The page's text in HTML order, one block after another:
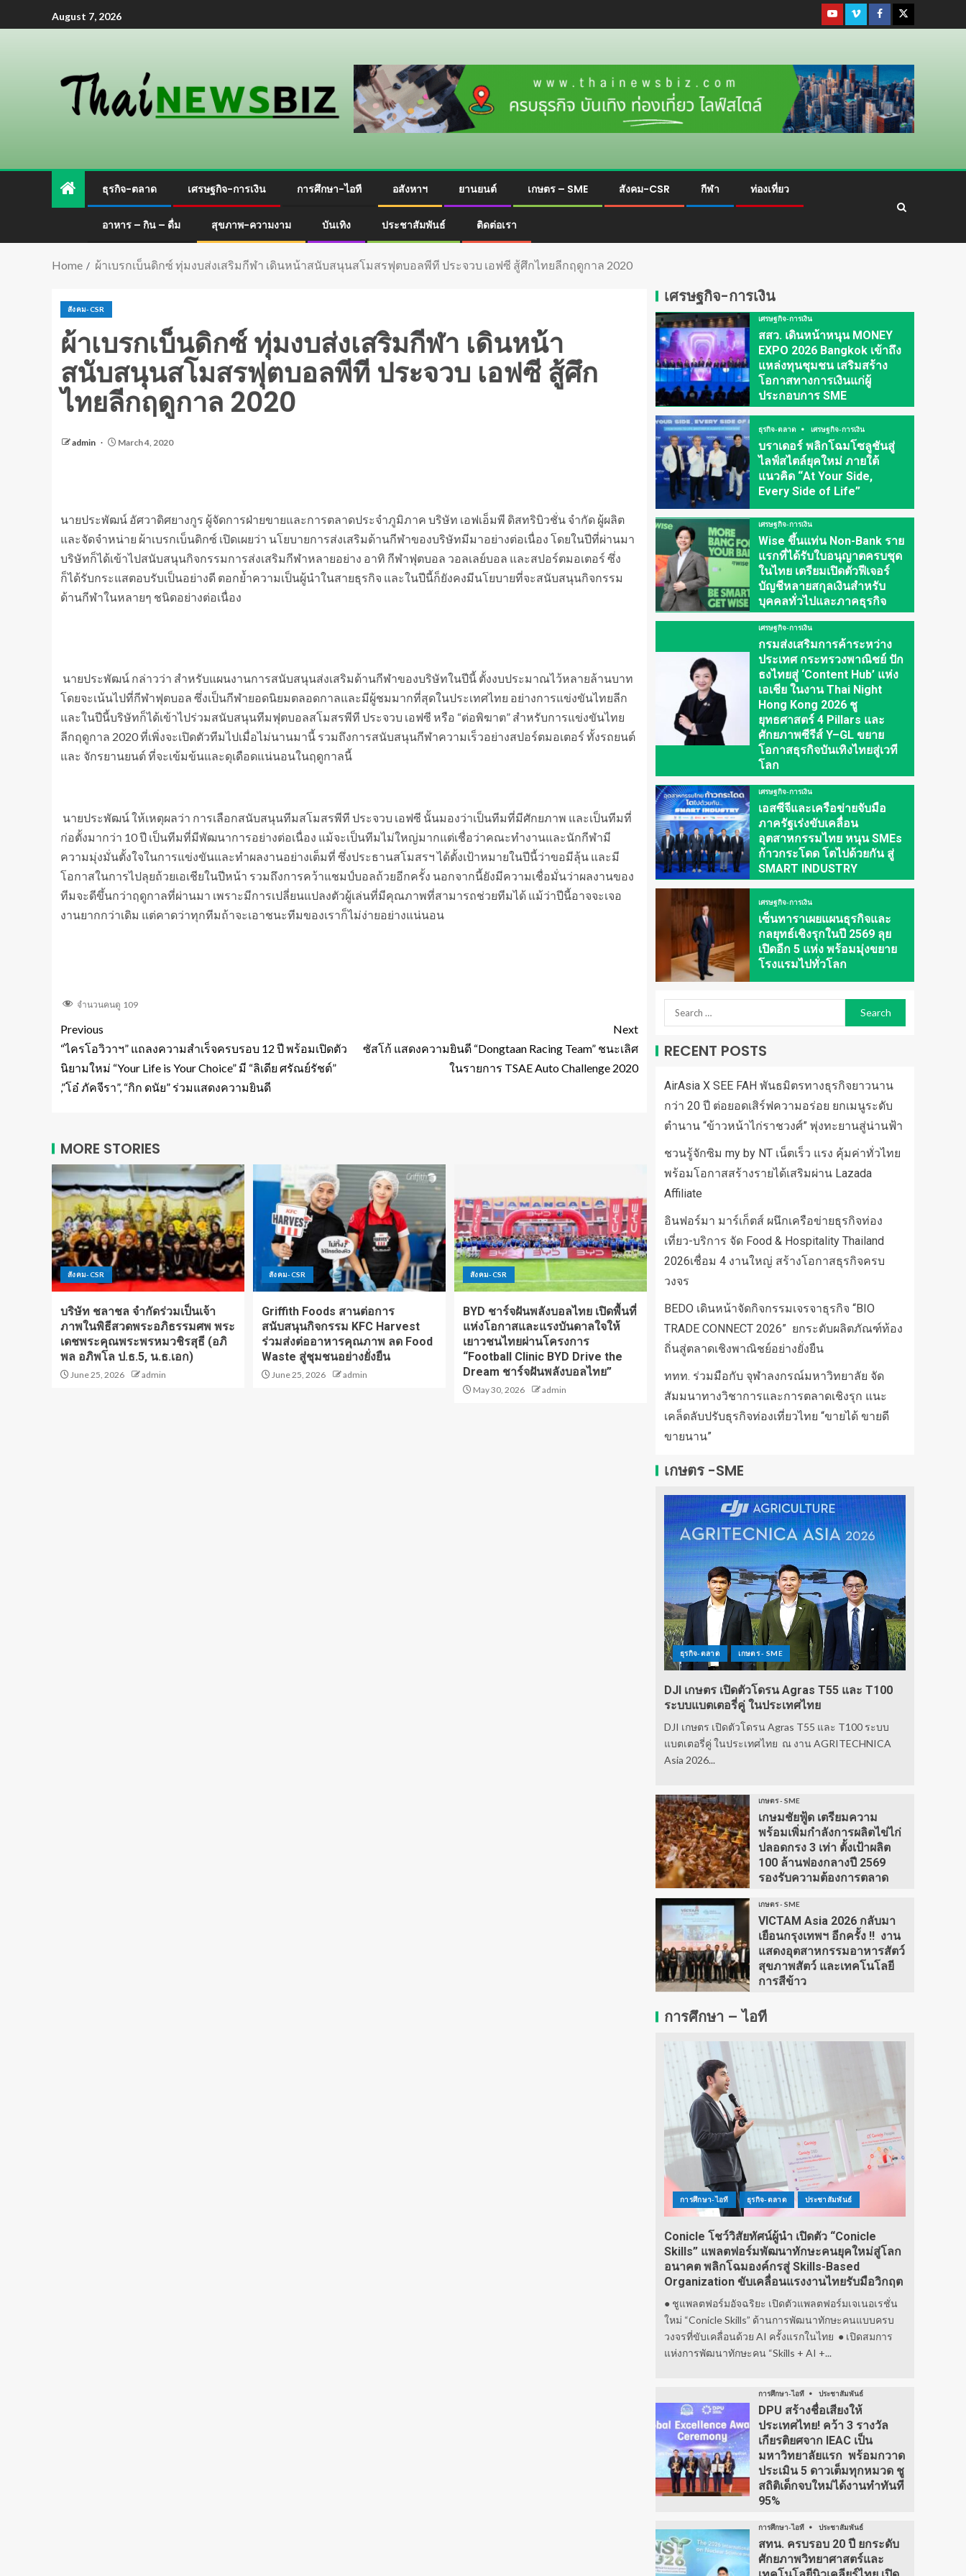
August 7, 2026
ธุรกิจ-ตลาด เศรษฐกิจ-การเงิน การศึกษา-ไอที อสังหาฯ ยานยนต์ เกษตร – SME สังคม-CSR กีฬา ท่องเที่ยว
อาหาร – กิน – ดื่ม สุขภาพ-ความงาม บันเทิง ประชาสัมพันธ์ ติดต่อเรา
Home ผ้าเบรกเบ็นดิกซ์ ทุ่มงบส่งเสริมกีฬา เดินหน้าสนับสนุนสโมสรฟุตบอลพีที ประจวบ เอฟซี สู้ศึกไทยลีกฤดูกาล 2020
สังคม-CSR
ผ้าเบรกเบ็นดิกซ์ ทุ่มงบส่งเสริมกีฬา เดินหน้า
สนับสนุนสโมสรฟุตบอลพีที ประจวบ เอฟซี สู้ศึก
ไทยลีกฤดูกาล 2020
admin March 4, 2020
นายประพัฒน์ อัศวาดิศยางกูร ผู้จัดการฝ่ายขายและการตลาดประจำภูมิภาค บริษัท เอฟเอ็มพี ดิสทริบิวชั่น จำกัด ผู้ผลิต
และจัดจำหน่าย ผ้าเบรกเบ็นดิกซ์ เปิดเผยว่า นโยบายการส่งเสริมด้านกีฬาของบริษัทมีมาอย่างต่อเนื่อง โดยในปีที่ผ่านมา
บริษัทก็ได้เข้าไปสนับสนุนกิจกรรมการส่งเสริมกีฬาหลายอย่าง อาทิ กีฬาฟุตบอล วอลเลย์บอล และสปอร์ตมอเตอร์ ซึ่ง
ก็ได้รับกระแสตอบรับเป็นอย่างดี ตอกย้ำความเป็นผู้นำในสายธุรกิจ และในปีนี้ก็ยังคงมีนโยบายที่จะสนับสนุนกิจกรรม
ด้านกีฬาในหลายๆ ชนิดอย่างต่อเนื่อง
นายประพัฒน์ กล่าวว่า สำหรับแผนงานการสนับสนุนส่งเสริมด้านกีฬาของบริษัทในปีนี้ ตั้งงบประมาณไว้หลายล้านบาท
โดยจะเน้นไปที่กีฬาฟุตบอล ซึ่งเป็นกีฬายอดนิยมตลอดกาลและมีผู้ชมมากที่สุดในประเทศไทย อย่างการแข่งขันไทยลีก
และในปีนี้บริษัทก็ได้เข้าไปร่วมสนับสนุนทีมฟุตบอลสโมสรพีที ประจวบ เอฟซี หรือ “ต่อพิฆาต” สำหรับการแข่งขันไทย
ลีกฤดูกาล 2020 ที่เพิ่งจะเปิดตัวทีมไปเมื่อไม่นานมานี้ รวมถึงการสนับสนุนกีฬาความเร็วอย่างสปอร์ตมอเตอร์ ทั้งรถยนต์
และ จักรยานยนต์ ที่จะเข้มข้นและดุเดือดแน่นอนในฤดูกาลนี้
นายประพัฒน์ ให้เหตุผลว่า การเลือกสนับสนุนทีมสโมสรพีที ประจวบ เอฟซี นั้นมองว่าเป็นทีมที่มีศักยภาพ และเป็นทีมที่
ก่อตั้งมากว่า 10 ปี เป็นทีมที่มีพัฒนาการอย่างต่อเนื่อง แม้จะเป็นทีมไม่ใหญ่มากแต่เชื่อว่าคณะทำงานและนักกีฬามี
ความมุ่งมั่นตั้งใจในการแข่งขันและทำผลงานอย่างเต็มที่ ซึ่งประธานสโมสรฯ ได้ตั้งเป้าหมายในปีนี้ว่าขอมีลุ้น และมี
โอกาสในการไปลุยถ้วยเอเชียในปีหน้า รวมถึงการคว้าแชมป์บอลถ้วยอีกครั้ง นอกจากนี้ยังมีความเชื่อมั่นว่าผลงานของ
ทีมจะดีขึ้นกว่าฤดูกาลที่ผ่านมา เพราะมีการเปลี่ยนแปลงตัวผู้เล่นที่มีคุณภาพที่สามารถช่วยทีมได้ แม้ว่าปีนี้อาจจะเจอ
งานยากกว่าเดิม แต่คาดว่าทุกทีมถ้าจะเอาชนะทีมของเราก็ไม่ง่ายอย่างแน่นอน
จำนวนคนดู 109
Previous
“ไครโอวิวาฯ” แถลงความสำเร็จครบรอบ 12 ปี พร้อมเปิดตัว
นิยามใหม่ “Your Life is Your Choice” มี “ลิเดีย ศรัณย์รัชต์”
,”โอ๋ ภัคจีรา”, “กิก ดนัย” ร่วมแสดงความยินดี
Next
ซัสโก้ แสดงความยินดี “Dongtaan Racing Team” ชนะเลิศ
ในรายการ TSAE Auto Challenge 2020
MORE STORIES
สังคม-CSR
บริษัท ชลาชล จำกัดร่วมเป็นเจ้า
ภาพในพิธีสวดพระอภิธรรมศพ พระ
เดชพระคุณพระพรหมวชิรสุธี (อภิ
พล อภิพโล ป.ธ.5, น.ธ.เอก)
June 25, 2026 admin
สังคม-CSR
Griffith Foods สานต่อการ
สนับสนุนกิจกรรม KFC Harvest
ร่วมส่งต่ออาหารคุณภาพ ลด Food
Waste สู่ชุมชนอย่างยั่งยืน
June 25, 2026 admin
สังคม-CSR
BYD ชาร์จฝันพลังบอลไทย เปิดพื้นที่
แห่งโอกาสและแรงบันดาลใจให้
เยาวชนไทยผ่านโครงการ
“Football Clinic BYD Drive the
Dream ชาร์จฝันพลังบอลไทย”
May 30, 2026 admin
เศรษฐกิจ-การเงิน
เศรษฐกิจ-การเงิน
สสว. เดินหน้าหนุน MONEY
EXPO 2026 Bangkok เข้าถึง
แหล่งทุนชุมชน เสริมสร้าง
โอกาสทางการเงินแก่ผู้
ประกอบการ SME
ธุรกิจ-ตลาด เศรษฐกิจ-การเงิน
บราเดอร์ พลิกโฉมโซลูชันสู่
ไลฟ์สไตล์ยุคใหม่ ภายใต้
แนวคิด “At Your Side,
Every Side of Life”
เศรษฐกิจ-การเงิน
Wise ขึ้นแท่น Non-Bank ราย
แรกที่ได้รับใบอนุญาตครบชุด
ในไทย เตรียมเปิดตัวฟีเจอร์
บัญชีหลายสกุลเงินสำหรับ
บุคคลทั่วไปและภาคธุรกิจ
เศรษฐกิจ-การเงิน
กรมส่งเสริมการค้าระหว่าง
ประเทศ กระทรวงพาณิชย์ ปัก
ธงไทยสู่ ‘Content Hub’ แห่ง
เอเชีย ในงาน Thai Night
Hong Kong 2026 ชู
ยุทธศาสตร์ 4 Pillars และ
ศักยภาพซีรีส์ Y–GL ขยาย
โอกาสธุรกิจบันเทิงไทยสู่เวที
โลก
เศรษฐกิจ-การเงิน
เอสซีจีและเครือข่ายจับมือ
ภาครัฐเร่งขับเคลื่อน
อุตสาหกรรมไทย หนุน SMEs
ก้าวกระโดด โตไปด้วยกัน สู่
SMART INDUSTRY
เศรษฐกิจ-การเงิน
เซ็นทาราเผยแผนธุรกิจและ
กลยุทธ์เชิงรุกในปี 2569 ลุย
เปิดอีก 5 แห่ง พร้อมมุ่งขยาย
โรงแรมไปทั่วโลก
RECENT POSTS
AirAsia X SEE FAH พันธมิตรทางธุรกิจยาวนาน
กว่า 20 ปี ต่อยอดเสิร์ฟความอร่อย ยกเมนูระดับ
ตำนาน “ข้าวหน้าไก่ราชวงศ์” พุ่งทะยานสู่น่านฟ้า
ชวนรู้จักซิม my by NT เน็ตเร็ว แรง คุ้มค่าทั่วไทย
พร้อมโอกาสสร้างรายได้เสริมผ่าน Lazada
Affiliate
อินฟอร์มา มาร์เก็ตส์ ผนึกเครือข่ายธุรกิจท่อง
เที่ยว-บริการ จัด Food & Hospitality Thailand
2026เชื่อม 4 งานใหญ่ สร้างโอกาสธุรกิจครบ
วงจร
BEDO เดินหน้าจัดกิจกรรมเจรจาธุรกิจ “BIO
TRADE CONNECT 2026” ยกระดับผลิตภัณฑ์ท้อง
ถิ่นสู่ตลาดเชิงพาณิชย์อย่างยั่งยืน
ททท. ร่วมมือกับ จุฬาลงกรณ์มหาวิทยาลัย จัด
สัมมนาทางวิชาการและการตลาดเชิงรุก แนะ
เคล็ดลับปรับธุรกิจท่องเที่ยวไทย “ขายได้ ขายดี
ขายนาน”
เกษตร -SME
ธุรกิจ-ตลาด เกษตร - SME
DJI เกษตร เปิดตัวโดรน Agras T55 และ T100
ระบบแบตเตอรี่คู่ ในประเทศไทย
DJI เกษตร เปิดตัวโดรน Agras T55 และ T100 ระบบ
แบตเตอรี่คู่ ในประเทศไทย ณ งาน AGRITECHNICA
Asia 2026...
เกษตร - SME
เกษมชัยฟู้ด เตรียมความ
พร้อมเพิ่มกำลังการผลิตไข่ไก่
ปลอดกรง 3 เท่า ตั้งเป้าผลิต
100 ล้านฟองกลางปี 2569
รองรับความต้องการตลาด
เกษตร - SME
VICTAM Asia 2026 กลับมา
เยือนกรุงเทพฯ อีกครั้ง !! งาน
แสดงอุตสาหกรรมอาหารสัตว์
สุขภาพสัตว์ และเทคโนโลยี
การสีข้าว
การศึกษา – ไอที
การศึกษา-ไอที ธุรกิจ-ตลาด ประชาสัมพันธ์
Conicle โชว์วิสัยทัศน์ผู้นำ เปิดตัว “Conicle
Skills” แพลตฟอร์มพัฒนาทักษะคนยุคใหม่สู่โลก
อนาคต พลิกโฉมองค์กรสู่ Skills-Based
Organization ขับเคลื่อนแรงงานไทยรับมือวิกฤต
● ชูแพลตฟอร์มอัจฉริยะ เปิดตัวแพลตฟอร์มเจเนอเรชั่น
ใหม่ “Conicle Skills” ด้านการพัฒนาทักษะคนแบบครบ
วงจรที่ขับเคลื่อนด้วย AI ครั้งแรกในไทย ● เปิดสมการ
แห่งการพัฒนาทักษะคน “Skills + AI +...
การศึกษา-ไอที ประชาสัมพันธ์
DPU สร้างชื่อเสียงให้
ประเทศไทย! คว้า 3 รางวัล
เกียรติยศจาก IEAC เป็น
มหาวิทยาลัยแรก พร้อมกวาด
ประเมิน 5 ดาวเต็มทุกหมวด ชู
สถิติเด็กจบใหม่ได้งานทำทันที
95%
การศึกษา-ไอที ประชาสัมพันธ์
สทน. ครบรอบ 20 ปี ยกระดับ
ศักยภาพวิทยาศาสตร์และ